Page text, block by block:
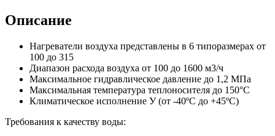
Описание
Нагреватели воздуха представлены в 6 типоразмерах от
100 до 315
Диапазон расхода воздуха от 100 до 1600 м3/ч
Максимальное гидравлическое давление до 1,2 МПа
Максимальная температура теплоносителя до 150°С
Климатическое исполнение У (от -40ºС до +45ºС)
Требования к качеству воды: